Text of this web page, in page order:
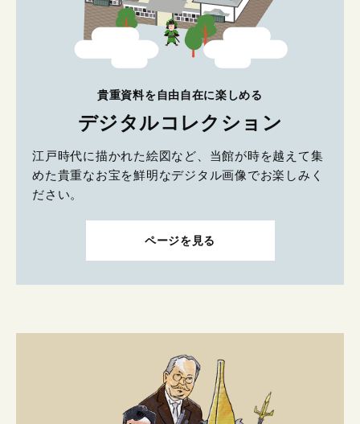
貴重資料を自由自在に楽しめる
デジタルコレクション
江戸時代に描かれた絵図など、当館が時を越えて集
めた貴重なお宝を鮮明なデジタル画像でお楽しみく
ださい。
ページを見る